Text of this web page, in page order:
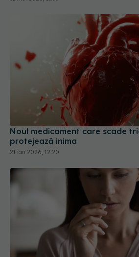
Noul medicament care scade
protejează inima
Ce se întâmplă când iei